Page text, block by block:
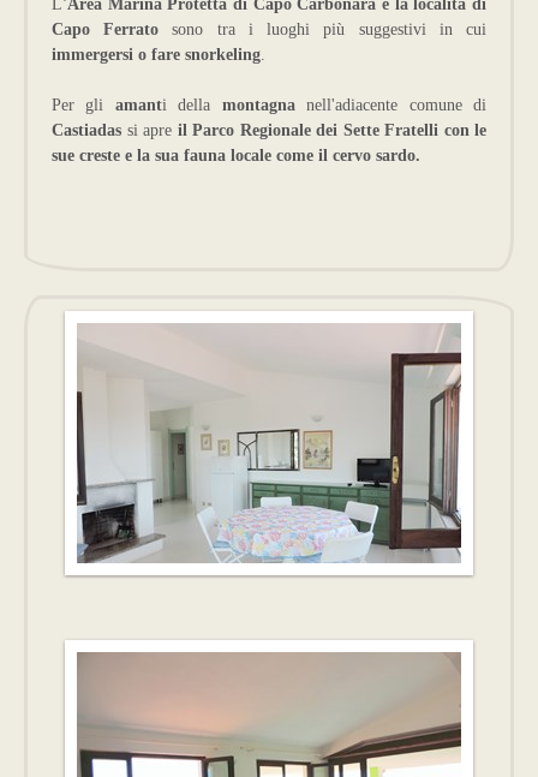
L'Area Marina Protetta di Capo Carbonara e la località di
Capo Ferrato sono tra i luoghi più suggestivi in cui
immergersi o fare snorkeling
Per gli amanti della montagna nell'adiacente comune di
Castiadas si apre il Parco Regionale dei Sette Fratelli con le
sue creste e la sua fauna locale come il cervo sardo.